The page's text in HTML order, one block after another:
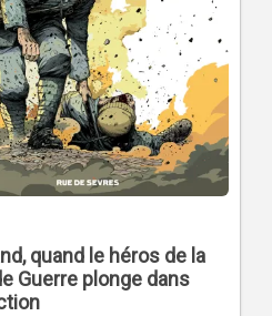
quand le héros de la
Guerre plonge dans